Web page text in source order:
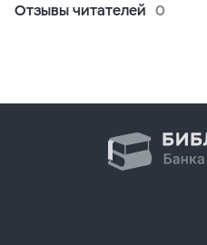
Отзывы читателей 0